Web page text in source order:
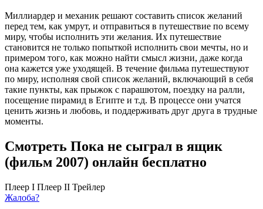
Миллиардер и механик решают составить список желаний
перед тем, как умрут, и отправиться в путешествие по всему
миру, чтобы исполнить эти желания. Их путешествие
становится не только попыткой исполнить свои мечты, но и
примером того, как можно найти смысл жизни, даже когда
она кажется уже уходящей. В течение фильма путешествуют
по миру, исполняя свой список желаний, включающий в себя
такие пункты, как прыжок с парашютом, поездку на ралли,
посещение пирамид в Египте и т.д. В процессе они учатся
ценить жизнь и любовь, и поддерживать друг друга в трудные
моменты.
Смотреть Пока не сыграл в ящик
(фильм 2007) онлайн бесплатно
Плеер I Плеер II Трейлер
Жалоба?